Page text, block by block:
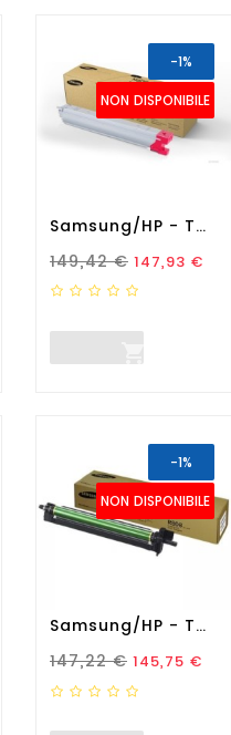
NON DISPONIBILE
-1%
Samsung/HP - Toner...
Prezzo Standard
149,42 € Prezzo
147,93 €
NON DISPONIBILE
-1%
Samsung/HP - Tamburo...
Prezzo Standard
147,22 € Prezzo
145,75 €